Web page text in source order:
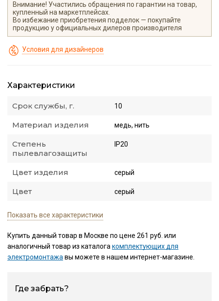
Внимание! Участились обращения по гарантии на товар,
купленный на маркетплейсах.
Во избежание приобретения подделок — покупайте
продукцию у официальных дилеров производителя
Условия для дизайнеров
Характеристики
Срок службы, г. 10
Материал изделия медь, нить
Степень
пылевлагозащиты
IP20
Цвет изделия серый
Цвет серый
Показать все характеристики
Купить данный товар в Москве по цене 261 руб. или
аналогичный товар из каталогакомплектующих для
электромонтажавы можете в нашем интернет-магазине.
Где забрать?